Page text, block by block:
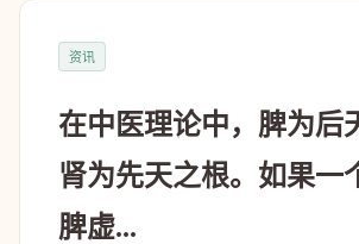
资讯
在中医理论中，脾为后
肾为先天之根。如果一
脾虚...